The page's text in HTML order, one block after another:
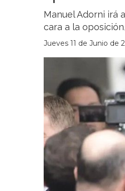
Manuel Adorni irá
cara a la
Jueves 11 de Junio de